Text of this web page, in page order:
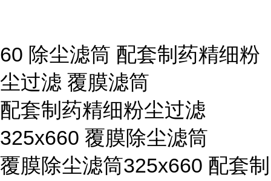
60 除尘滤筒 配套制药精细粉
尘过滤 覆膜滤筒
配套制药精细粉尘过滤
325x660 覆膜除尘滤筒
覆膜除尘滤筒325x660 配套制